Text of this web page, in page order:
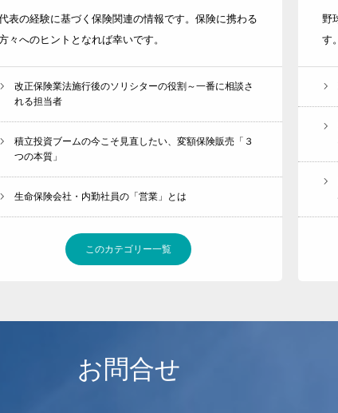
表の経験に基づく保険関連の情報です。保険に携わる
々へのヒントとなれば幸いです。
改正保険業法施行後のソリシターの役割～一番に相談さ
れる担当者
積立投資ブームの今こそ見直したい、変額保険販売「３
つの本質」
生命保険会社・内勤社員の「営業」とは
このカテゴリー一覧
野
す
お問合せ
【NEW】 お知らせ